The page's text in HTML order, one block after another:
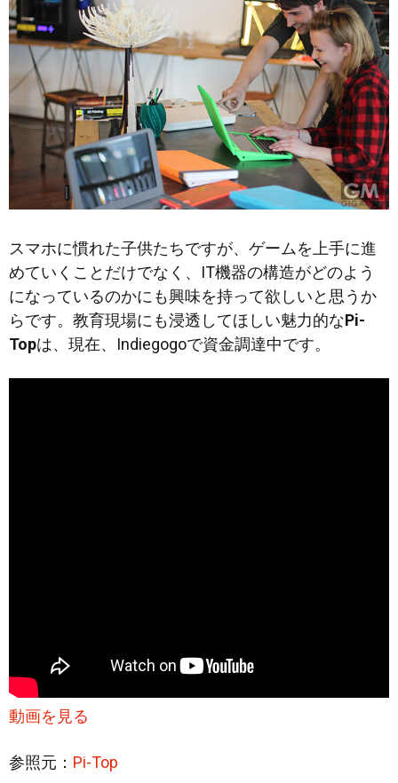
スマホに慣れた子供たちですが、ゲームを上手に進
めていくことだけでなく、IT機器の構造がどのよう
になっているのかにも興味を持って欲しいと思うか
らです。教育現場にも浸透してほしい魅力的なPi-
Topは、現在、Indiegogoで資金調達中です。
動画を見る
参照元： Pi-Top